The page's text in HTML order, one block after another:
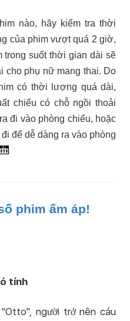
nào, hãy kiểm tra thời
của phim vượt quá 2 giờ,
trong suốt thời gian dài sẽ
cho phụ nữ mang thai. Do
có thời lượng quá dài,
chiếu có chỗ ngồi thoải
đi vào phòng chiếu, hoặc
để dễ dàng ra vào phòng
🛗
phim ấm áp!
tính
người trở nên cáu